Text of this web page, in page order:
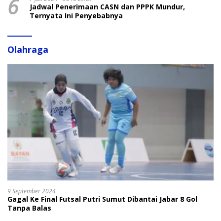
6
Jadwal Penerimaan CASN dan PPPK Mundur,
Ternyata Ini Penyebabnya
Olahraga
9 September 2024
Gagal Ke Final Futsal Putri Sumut Dibantai Jabar 8 Gol
Tanpa Balas